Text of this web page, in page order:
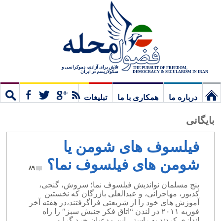
THE PURSUIT OF FREEDOM,
DEMOCRACY & SECULARISM IN IRAN
تلاش برای آزادی، دموکراسی و
سکولاریسم در ایران
درباره ما همکاری با ما
تبلیغات
بایگانی
فیلسوف های شومن یا
شومن های فیلسوف نما؟
۸۹
پنج مسلمان نواندیش فیلسوف نما؛ سروش، گنجی،
کدیور، مهاجرانی، و عبدالعلی بازرگان که نخستین
آموزش های خود را از شریعتی فراگرفتند،در هفته آخر
فوریه ۲۰۱۱ در لندن “اتاق فکر جنبش سبز″ را راه